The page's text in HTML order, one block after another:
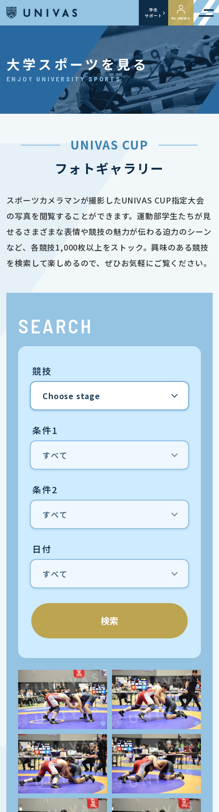
学生
サポート
My UNIVAS
大学スポーツを見る
ENJOY UNIVERSITY SPORTS
UNIVAS CUP
フォトギャラリー
スポーツカメラマンが撮影したUNIVAS CUP指定大会
の写真を閲覧することができます。運動部学生たちが見
せるさまざまな表情や競技の魅力が伝わる迫力のシーン
など、各競技1,000枚以上をストック。興味のある競技
を検索して楽しめるので、ぜひお気軽にご覧ください。
SEARCH
競技
条件1
条件2
日付
検索